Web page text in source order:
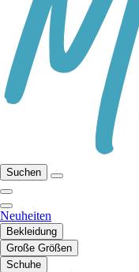
Suchen
Neuheiten
Bekleidung
Große Größen
Schuhe